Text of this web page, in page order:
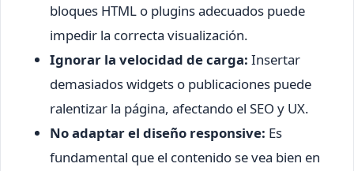
bloques HTML o plugins adecuados puede
impedir la correcta visualización.
Ignorar la velocidad de carga: Insertar
demasiados widgets o publicaciones puede
ralentizar la página, afectando el SEO y UX.
No adaptar el diseño responsive: Es
fundamental que el contenido se vea bien en